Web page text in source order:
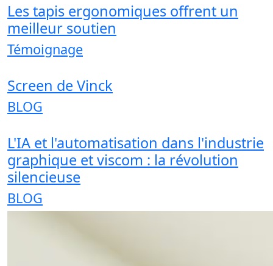
Les tapis ergonomiques offrent un
meilleur soutien
Témoignage
Screen de Vinck
BLOG
L'IA et l'automatisation dans l'industrie
graphique et viscom : la révolution
silencieuse
BLOG